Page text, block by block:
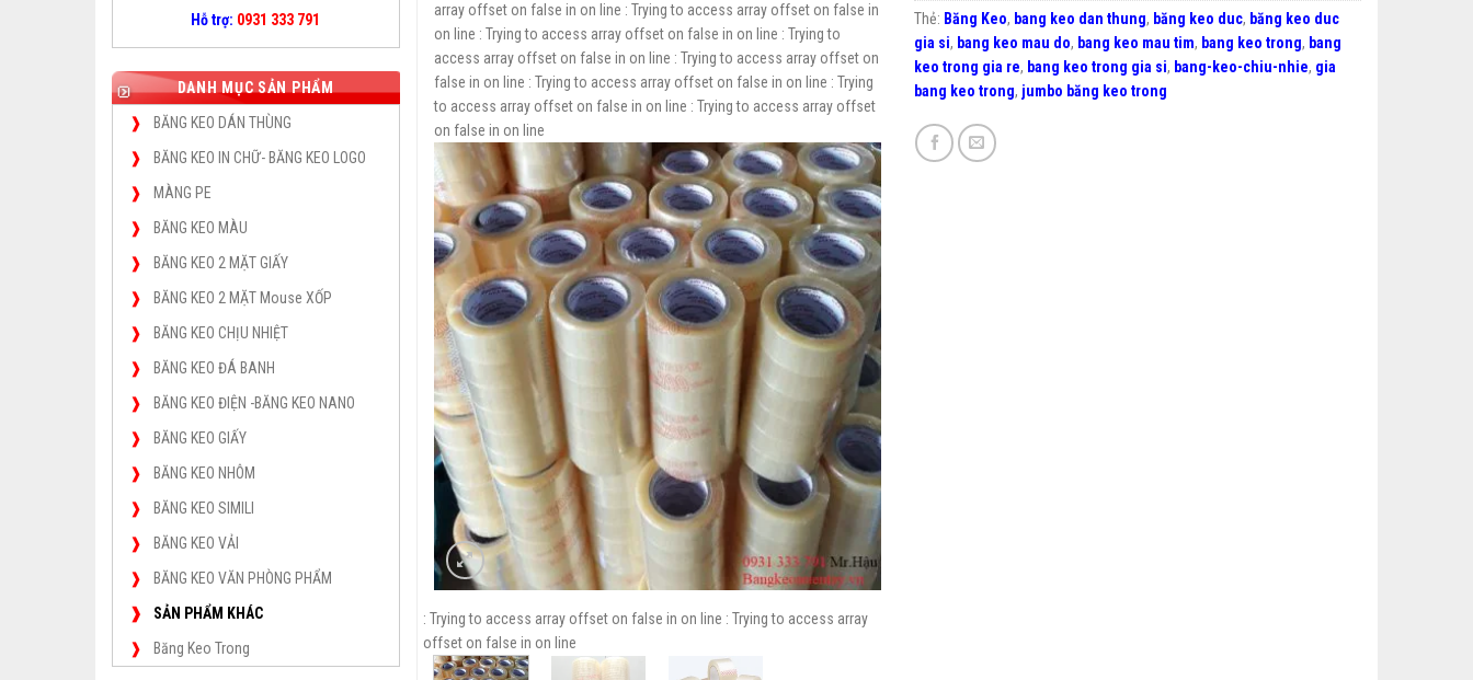
Hỗ trợ: 0931 333 791
DANH MỤC SẢN PHẨM
BĂNG KEO DÁN THÙNG
BĂNG KEO IN CHỮ- BĂNG KEO LOGO
MÀNG PE
BĂNG KEO MÀU
BĂNG KEO 2 MẶT GIẤY
BĂNG KEO 2 MẶT Mouse XỐP
BĂNG KEO CHỊU NHIỆT
BĂNG KEO ĐÁ BANH
BĂNG KEO ĐIỆN -BĂNG KEO NANO
BĂNG KEO GIẤY
BĂNG KEO NHÔM
BĂNG KEO SIMILI
BĂNG KEO VẢI
BĂNG KEO VĂN PHÒNG PHẨM
SẢN PHẨM KHÁC
Băng Keo Trong
array offset on false in on line : Trying to access array offset on false in
on line : Trying to access array offset on false in on line : Trying to
access array offset on false in on line : Trying to access array offset on
false in on line : Trying to access array offset on false in on line : Trying
to access array offset on false in on line : Trying to access array offset
on false in on line
: Trying to access array offset on false in on line : Trying to access array
offset on false in on line
Thẻ: Băng Keo, bang keo dan thung, băng keo duc, băng keo duc
gia si, bang keo mau do, bang keo mau tim, bang keo trong, bang
keo trong gia re, bang keo trong gia si, bang-keo-chiu-nhie, gia
bang keo trong, jumbo băng keo trong